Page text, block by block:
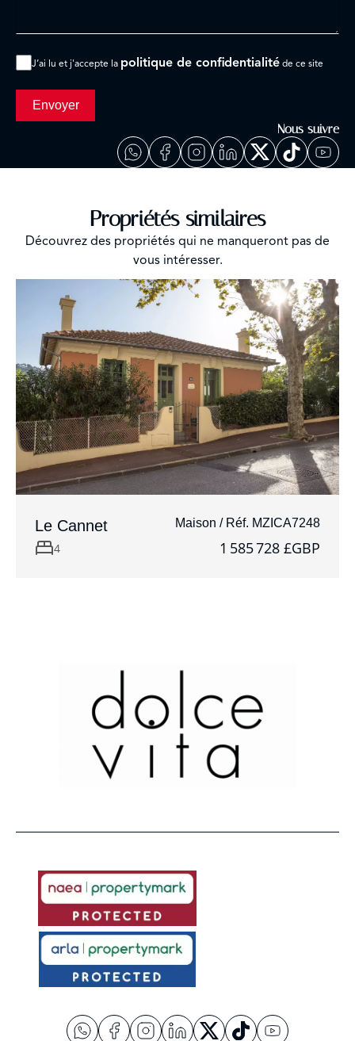
J’ai lu et j'accepte la politique de confidentialité de ce site
Envoyer
Nous suivre
Propriétés similaires
Découvrez des propriétés qui ne manqueront pas de
vous intéresser.
Le Cannet Maison / Réf. MZICA7248
4 1 585 728 £GBP